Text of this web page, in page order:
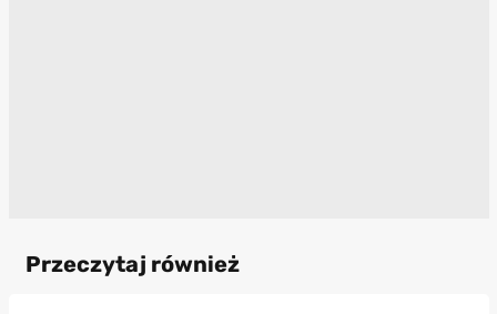
Przeczytaj również